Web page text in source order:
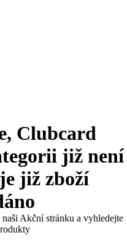
Clubcard
již není
již zboží
Akční stránku a vyhledejte